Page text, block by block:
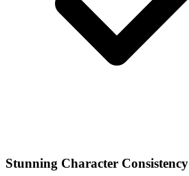
Stunning Character Consistency